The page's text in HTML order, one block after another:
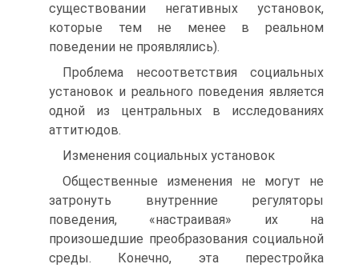
существовании негативных установок,
которые тем не менее в реальном
поведении не проявлялись).
Проблема несоответствия социальных
установок и реального поведения является
одной из центральных в исследованиях
аттитюдов.
Изменения социальных установок
Общественные изменения не могут не
затронуть внутренние регуляторы
поведения, «настраивая» их на
произошедшие преобразования социальной
среды. Конечно, эта перестройка